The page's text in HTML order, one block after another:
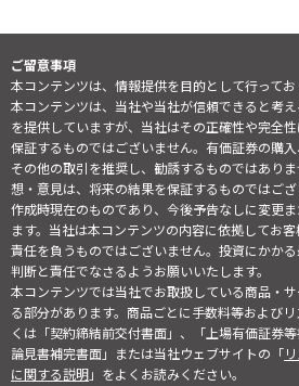
ご留意事項
本コンテンツは、情報提供を目的として行ってお
本コンテンツは、当社や当社が信頼できると考
を提供していますが、当社はその正確性や完全
保証するものではございません。有価証券の購入
その他の取引を推奨し、勧誘するものではあり
想・意見は、将来の結果を保証するものではご
作成時現在のものであり、今後予告なしに変更
ます。当社は本コンテンツの内容に依拠してお
責任を負うものではございません。投資にかか
判断と責任でなさるようお願いいたします。
本コンテンツでは当社でお取扱している商品・
る部分があります。商品ごとに手数料等および
くは「契約締結前交付書面」、「上場有価証券
論見書補完書面」または当社ウェブサイトの「
に関する説明」をよくお読みください。